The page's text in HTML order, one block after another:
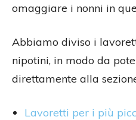
omaggiare i nonni in
Abbiamo diviso i
nipotini, in modo da
direttamente alla
Lavoretti per i più